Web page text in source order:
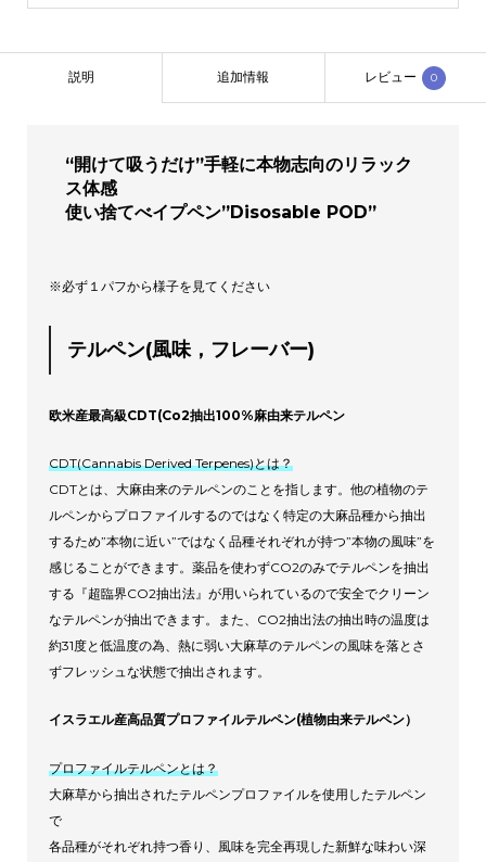
JP】
説明 追加情報 レビュー 0
“開けて吸うだけ”手軽に本物志向のリラック
ス体感
使い捨てべイプペン”Disosable POD”
※必ず１パフから様子を見てください
テルペン(風味，フレーバー)
欧米産最高級CDT(Co2抽出100%麻由来テルペン
CDT(Cannabis Derived Terpenes)とは？
CDTとは、大麻由来のテルペンのことを指します。他の植物のテ
ルペンからプロファイルするのではなく特定の大麻品種から抽出
するため”本物に近い”ではなく品種それぞれが持つ”本物の風味”を
感じることができます。薬品を使わずCO2のみでテルペンを抽出
する『超臨界CO2抽出法』が用いられているので安全でクリーン
なテルペンが抽出できます。また、CO2抽出法の抽出時の温度は
約31度と低温度の為、熱に弱い大麻草のテルペンの風味を落とさ
ずフレッシュな状態で抽出されます。
イスラエル産高品質プロファイルテルペン(植物由来テルペン）
プロファイルテルペンとは？
大麻草から抽出されたテルペンプロファイルを使用したテルペン
で
各品種がそれぞれ持つ香り、風味を完全再現した新鮮な味わい深